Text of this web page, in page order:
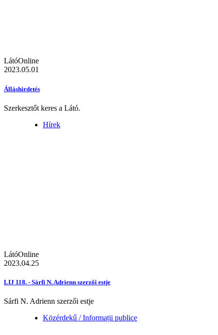
LátóOnline
2023.05.01
Álláshirdetés
Szerkesztőt keres a Látó.
Hírek
LátóOnline
2023.04.25
LIJ 118. - Sárfi N. Adrienn szerzői estje
Sárfi N. Adrienn szerzői estje
Közérdekű / Informații publice